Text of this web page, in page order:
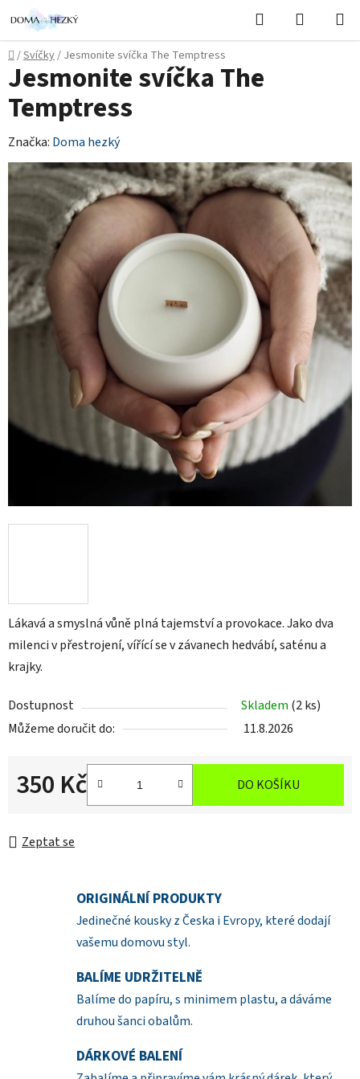
na
obsah
Hledat
KOŠÍK
Domů
/Svíčky/ Jesmonite svíčka The Temptress
Lákavá a smyslná vůně plná tajemství a provokace. Jako dva
milenci v přestrojení, vířící se v závanech hedvábí, saténu a
krajky.
Dostupnost Skladem (2 ks)
Můžeme doručit do:
11.8.2026
350 Kč DO KOŠÍKU
Zeptat se
Jesmonite svíčka The
Temptress
Značka: Doma hezký
ORIGINÁLNÍ PRODUKTY
Jedinečné kousky z Česka i Evropy, které dodají
vašemu domovu styl.
BALÍME UDRŽITELNĚ
Balíme do papíru, s minimem plastu, a dáváme
druhou šanci obalům.
DÁRKOVÉ BALENÍ